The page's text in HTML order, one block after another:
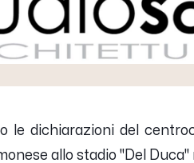
le dichiarazioni del
allo stadio "Del